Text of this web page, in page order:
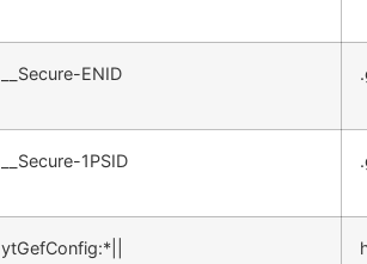
__Secure-ENID
__Secure-1PSID
ytGefConfig:*||